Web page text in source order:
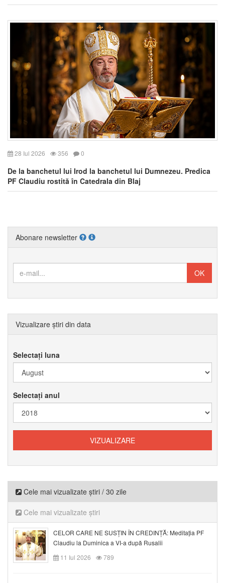
28 Iul 2026 356 0
De la banchetul lui Irod la banchetul lui Dumnezeu. Predica
PF Claudiu rostită în Catedrala din Blaj
Abonare newsletter
Vizualizare știri din data
Selectați luna
Selectați anul
Cele mai vizualizate știri / 30 zile
Cele mai vizualizate știri
CELOR CARE NE SUSȚIN ÎN CREDINȚĂ: Meditația PF
Claudiu la Duminica a VI-a după Rusalii
11 Iul 2026
789